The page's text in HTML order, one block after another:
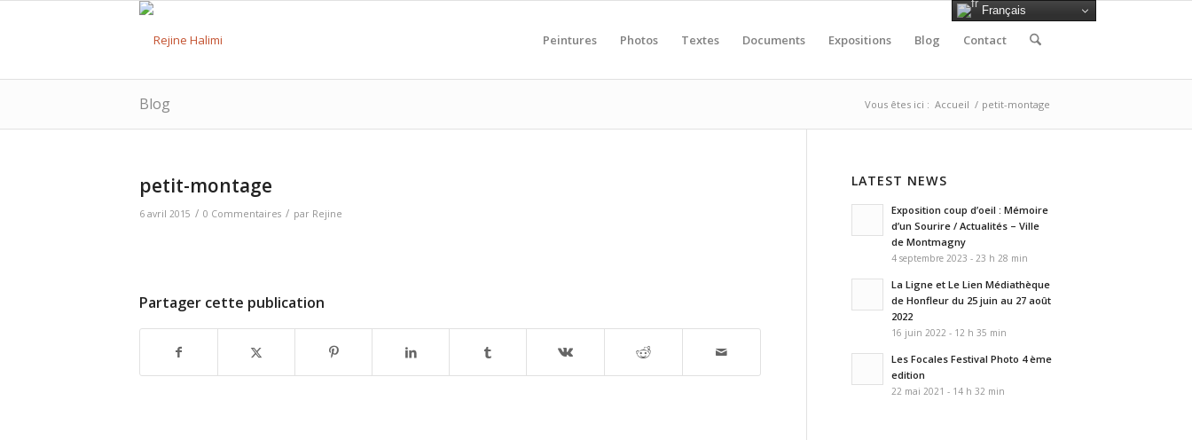
Peintures Photos Textes Documents Expositions Blog Contact
Blog Vous êtes ici : Accueil / petit-montage
petit-montage
6 avril 2015 / 0 Commentaires / par Rejine
Partager cette publication
LATEST NEWS
Exposition coup d’oeil : Mémoire
d’un Sourire / Actualités – Ville
de Montmagny
4 septembre 2023 - 23 h 28 min
La Ligne et Le Lien Médiathèque
de Honfleur du 25 juin au 27 août
2022
16 juin 2022 - 12 h 35 min
Les Focales Festival Photo 4 ème
edition
22 mai 2021 - 14 h 32 min
Français